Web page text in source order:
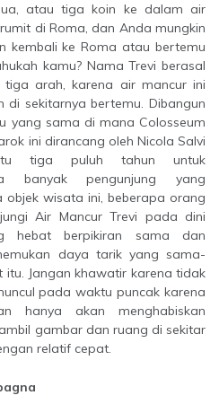
di Roma, dan Anda mungkin
kembali ke Roma atau bertemu
kamu? Nama Trevi berasal
tiga arah, karena air mancur ini
sekitarnya bertemu. Dibangun
yang sama di mana Colosseum
ini dirancang oleh Nicola Salvi
tiga puluh tahun untuk
banyak pengunjung yang
wisata ini, beberapa orang
Air Mancur Trevi pada dini
hebat berpikiran sama dan
daya tarik yang sama-
Jangan khawatir karena tidak
pada waktu puncak karena
hanya akan menghabiskan
gambar dan ruang di sekitar
relatif cepat.